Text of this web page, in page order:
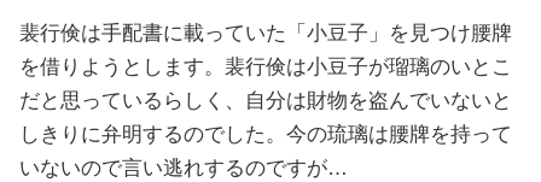
裴行倹は手配書に載っていた「小豆子」を見つけ腰牌
を借りようとします。裴行倹は小豆子が瑠璃のいとこ
だと思っているらしく、自分は財物を盗んでいないと
しきりに弁明するのでした。今の琉璃は腰牌を持って
いないので言い逃れするのですが…